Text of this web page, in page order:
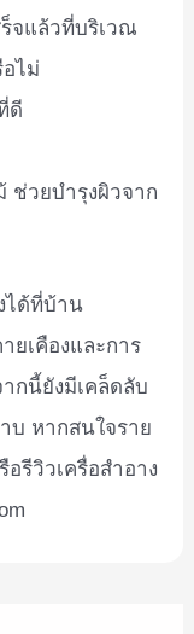
จแล้วที่บริเวณ
ไม่
ดี
ช่วยบำรุงผิวจาก
ได้ที่บ้าน
ยเคืองและการ
กนี้ยังมีเคล็ดลับ
บ หากสนใจราย
อรีวิวเครื่อสำอาง